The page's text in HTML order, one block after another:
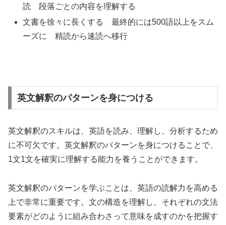
読 段落ごとの内容を理解する
文書を徐々に長くする 最終的には500語以上をスム
ーズに 精読から速読へ移行
英文解釈のパターンを身につける
英文解釈のスキルは、英語を読み、理解し、分析するため
に不可欠です。英文解釈のパターンを身につけることで、
1文1文を確実に理解する能力を養うことができます。
英文解釈のパターンを学ぶことは、英語の読解力を高める
上で非常に重要です。文の構造を理解し、それぞれの文法
要素がどのように組み合わさって意味を成すのかを把握す